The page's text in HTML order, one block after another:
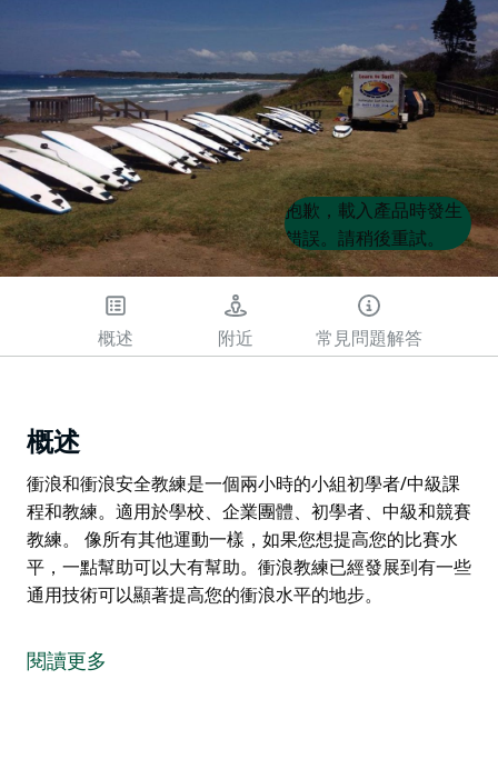
Product
List
Product
List
抱歉，載入產品時發生
錯誤。請稍後重試。
概述 附近 常見問題解答
概述
衝浪和衝浪安全教練是一個兩小時的小組初學者/中級課
程和教練。適用於學校、企業團體、初學者、中級和競賽
教練。 像所有其他運動一樣，如果您想提高您的比賽水
平，一點幫助可以大有幫助。衝浪教練已經發展到有一些
通用技術可以顯著提高您的衝浪水平的地步。
程和教練。適用於學校、企業團體、初學者、中級和競賽
教練。
閱讀更多